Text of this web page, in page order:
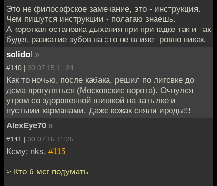
Это не философское замечание, это - инструкция.
Чем пишутся инструкции - полагаю знаешь.
А короткая остановка дыхания при припадке так и так
будет, разжатие зубов на это не влияет ровно никак.
solidol »
#140 | 30.07.15 11:24
Как то ночью, после кабака, решил по лиговке до
дома прогуляться (Московские ворота). Очнулся
утром со здоровенной шишкой на затылке и
пустыми карманами. Даже кожак сняли ироды!!!
AlexEye70 »
#141 | 30.07.15 11:25
Кому: nks, #115
> Кто б мог подумать